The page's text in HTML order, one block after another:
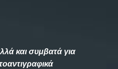
και συμβατά για